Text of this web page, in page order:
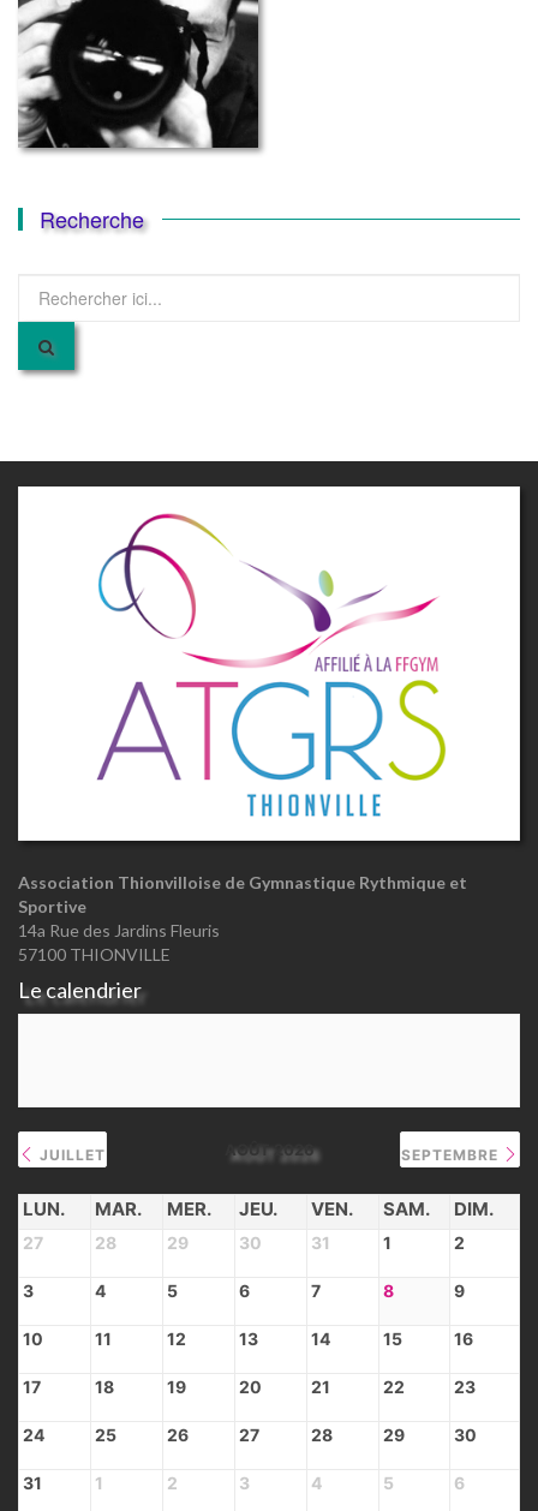
Recherche
pour
Association Thionvilloise de Gymnastique Rythmique et
Sportive
14a Rue des Jardins Fleuris
57100 THIONVILLE
Le calendrier
JUILLET AOÛT 2026 SEPTEMBRE
LUN. MAR. MER. JEU. VEN. SAM. DIM.
27 28 29 30 31 1 2
3 4 5 6 7 8 9
10 11 12 13 14 15 16
17 18 19 20 21 22 23
24 25 26 27 28 29 30
31 1 2 3 4 5 6